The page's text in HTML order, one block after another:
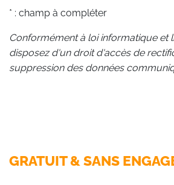
* : champ à compléter
Conformément à loi informatique et
disposez d'un droit d'accès de
suppression des données
GRATUIT & SANS